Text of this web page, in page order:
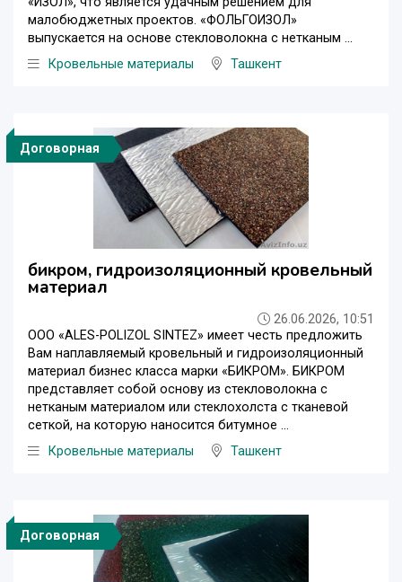
малобюджетных проектов. «ФОЛЬГОИЗОЛ»
выпускается на основе стекловолокна с нетканым ...
Кровельные материалы
Ташкент
Договорная
бикром, гидроизоляционный кровельный
материал
26.06.2026, 10:51
ООО «ALES-POLIZOL SINTEZ» имеет честь предложить
Вам наплавляемый кровельный и гидроизоляционный
материал бизнес класса марки «БИКРОМ». БИКРОМ
представляет собой основу из стекловолокна с
нетканым материалом или стеклохолста с тканевой
сеткой, на которую наносится битумное ...
Кровельные материалы
Ташкент
Договорная